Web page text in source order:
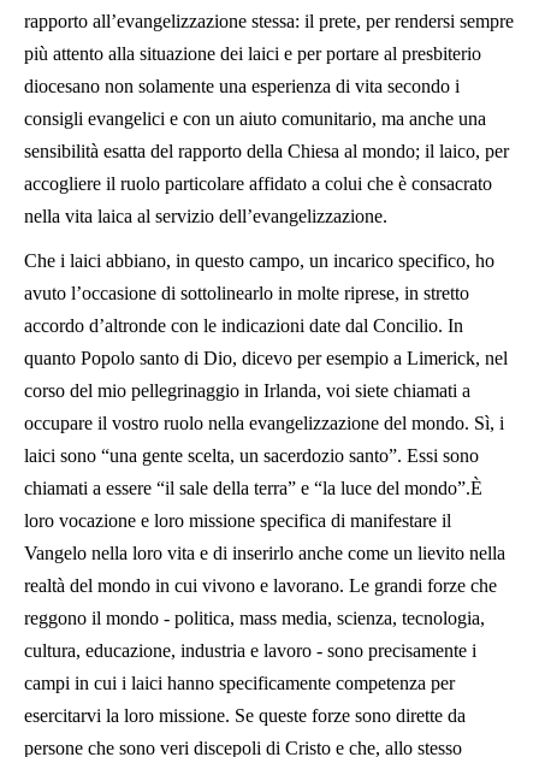
rapporto all’evangelizzazione stessa: il prete, per rendersi sempre
più attento alla situazione dei laici e per portare al presbiterio
diocesano non solamente una esperienza di vita secondo i
consigli evangelici e con un aiuto comunitario, ma anche una
sensibilità esatta del rapporto della Chiesa al mondo; il laico, per
accogliere il ruolo particolare affidato a colui che è consacrato
nella vita laica al servizio dell’evangelizzazione.
Che i laici abbiano, in questo campo, un incarico specifico, ho
avuto l’occasione di sottolinearlo in molte riprese, in stretto
accordo d’altronde con le indicazioni date dal Concilio. In
quanto Popolo santo di Dio, dicevo per esempio a Limerick, nel
corso del mio pellegrinaggio in Irlanda, voi siete chiamati a
occupare il vostro ruolo nella evangelizzazione del mondo. Sì, i
laici sono “una gente scelta, un sacerdozio santo”. Essi sono
chiamati a essere “il sale della terra” e “la luce del mondo”.È
loro vocazione e loro missione specifica di manifestare il
Vangelo nella loro vita e di inserirlo anche come un lievito nella
realtà del mondo in cui vivono e lavorano. Le grandi forze che
reggono il mondo - politica, mass media, scienza, tecnologia,
cultura, educazione, industria e lavoro - sono precisamente i
campi in cui i laici hanno specificamente competenza per
esercitarvi la loro missione. Se queste forze sono dirette da
persone che sono veri discepoli di Cristo e che, allo stesso